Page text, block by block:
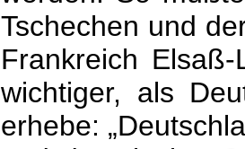
Tschechen und
Frankreich
wichtiger, als
erhebe: